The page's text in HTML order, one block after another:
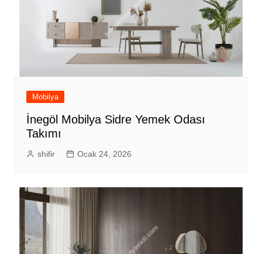
Mobilya
İnegöl Mobilya Sidre Yemek Odası
Takımı
shifir Ocak 24, 2026